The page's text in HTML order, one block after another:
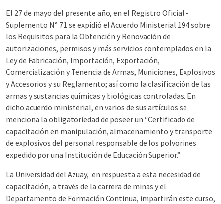
El 27 de mayo del presente año, en el Registro Oficial -
Suplemento N° 71 se expidió el Acuerdo Ministerial 194 sobre
los Requisitos para la Obtención y Renovación de
autorizaciones, permisos y más servicios contemplados en la
Ley de Fabricación, Importación, Exportación,
Comercialización y Tenencia de Armas, Municiones, Explosivos
y Accesorios y su Reglamento; así como la clasificación de las
armas y sustancias químicas y biológicas controladas. En
dicho acuerdo ministerial, en varios de sus artículos se
menciona la obligatoriedad de poseer un “Certificado de
capacitación en manipulación, almacenamiento y transporte
de explosivos del personal responsable de los polvorines
expedido por una Institución de Educación Superior.”
La Universidad del Azuay, en respuesta a esta necesidad de
capacitación, a través de la carrera de minas y el
Departamento de Formación Continua, impartirán este curso,